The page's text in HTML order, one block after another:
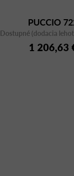
PUCCIO
Dostupné (dodacia
1 206,63